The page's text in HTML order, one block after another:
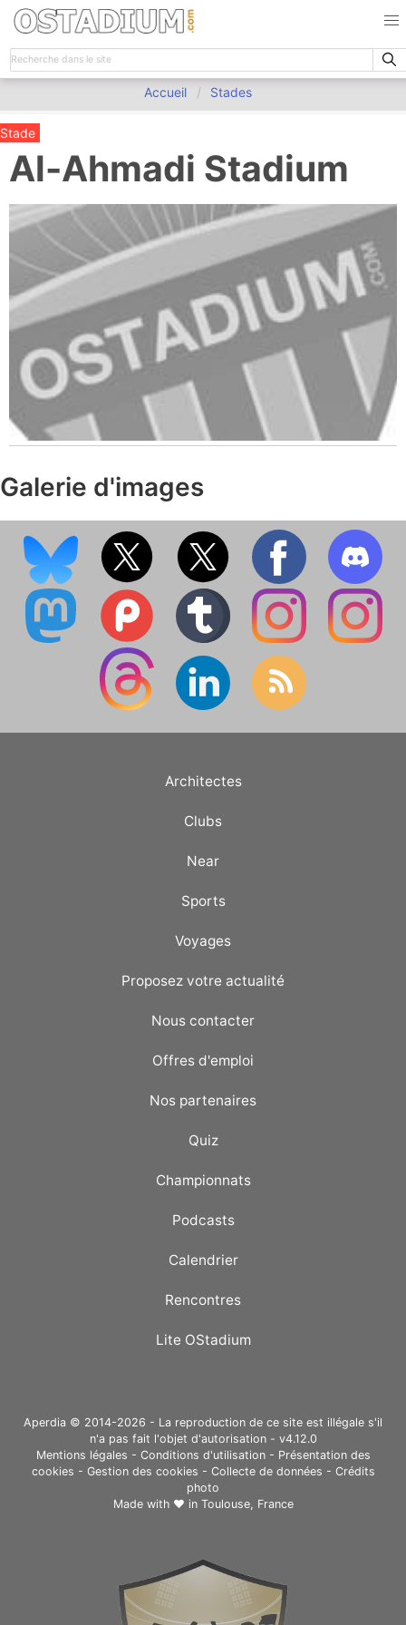
Accueil Stades
Stade
Al-Ahmadi Stadium
Galerie d'images
Architectes
Clubs
Near
Sports
Voyages
Proposez votre actualité
Nous contacter
Offres d'emploi
Nos partenaires
Quiz
Championnats
Podcasts
Calendrier
Rencontres
Lite OStadium
Aperdia © 2014-2026 - La reproduction de ce site est illégale s'il
n'a pas fait l'objet d'autorisation - v4.12.0
Mentions légales - Conditions d'utilisation- Présentation des
cookies - Gestion des cookies - Collecte de données - Crédits
photo
Made with ❤ in Toulouse, France